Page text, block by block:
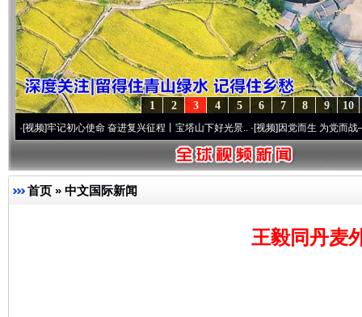
10
9
8
7
6
5
4
3
2
1
初心使命 奋进复兴征程丨宝塔山下好光景..·[视频]因党而生 为党而战——百年“纪”
首页 » 中文国际新闻
王毅同丹麦